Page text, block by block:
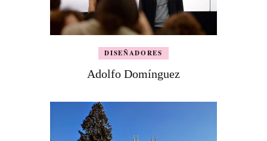
DISEÑADORES
Adolfo Domínguez